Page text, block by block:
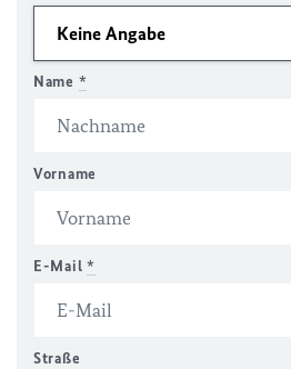
Name *
Vorname
E-Mail *
Straße